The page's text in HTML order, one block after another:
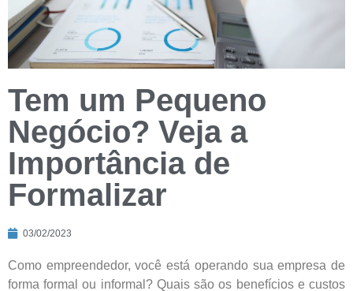
Tem um Pequeno
Negócio? Veja a
Importância de
Formalizar
03/02/2023
Como empreendedor, você está operando sua empresa de
forma formal ou informal? Quais são os benefícios e custos